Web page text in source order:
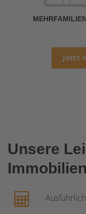
Jetzt
Unsere